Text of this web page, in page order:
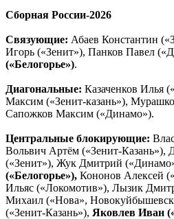
Сборная России-2026
Связующие: Абаев Константин
Игорь («Зенит»), Панков Павел
(«Белогорье»).
Диагональные: Казаченков Илья
Максим («Зенит-казань»),
Сапожков Максим («Динамо»).
Центральные блокирующие:
Вольвич Артём («Зенит-Казань»),
(«Зенит»), Жук Дмитрий
(«Белогорье»), Кононов Алексей
Ильяс («Локомотив»), Лызик
Михаил («Нова»,
(«Зенит-Казань»), Яковлев Иван